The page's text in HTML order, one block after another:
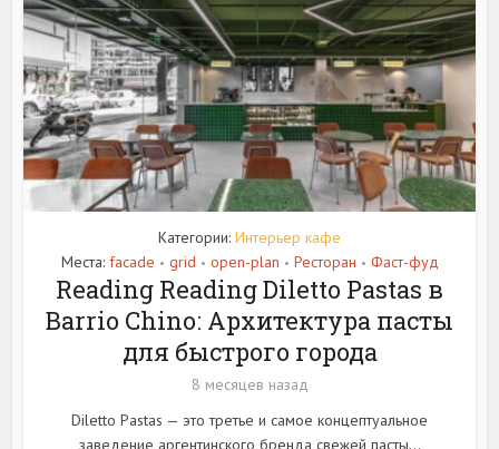
Категории: Интерьер кафе
Места: facade • grid • open-plan • Ресторан • Фаст-фуд
Reading Reading Diletto Pastas в
Barrio Chino: Архитектура пасты
для быстрого города
8 месяцев назад
Diletto Pastas — это третье и самое концептуальное
заведение аргентинского бренда свежей пасты...